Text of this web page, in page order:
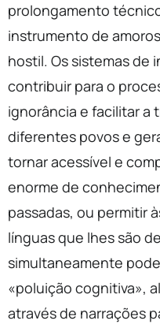
prolongamento
instrumento de
hostil. Os sistemas de
contribuir para o
ignorância e facilitar a
diferentes povos e
tornar acessível e
enorme de
passadas, ou permitir
línguas que lhes são
simultaneamente
«poluição cognitiva»,
através de narrações